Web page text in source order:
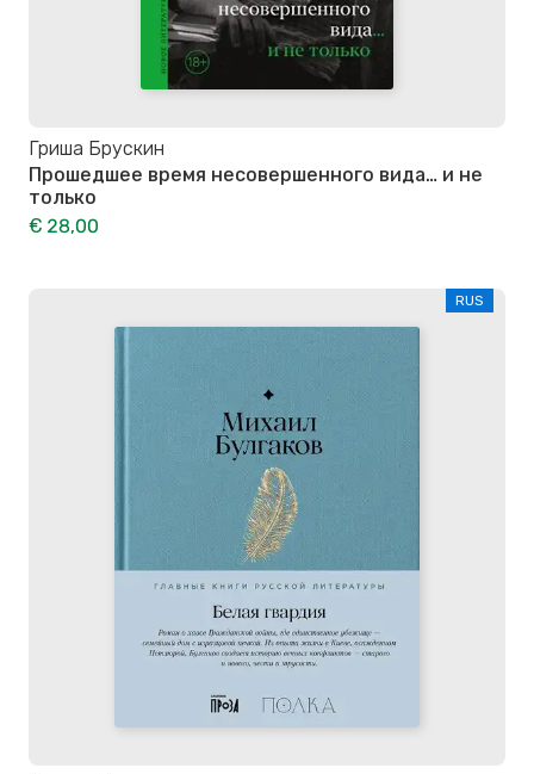
Гриша Брускин
Прошедшее время несовершенного вида… и не
только
€ 28,00
RUS